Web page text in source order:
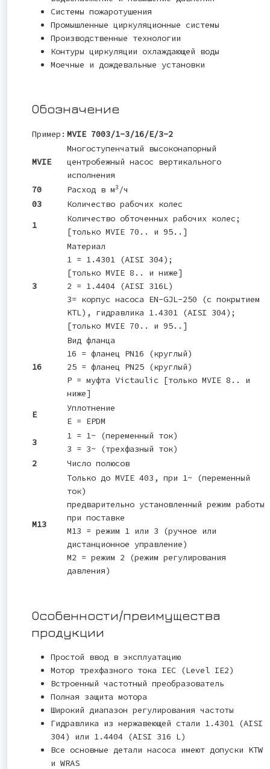
Системы пожаротушения
Промышленные циркуляционные системы
Производственные технологии
Контуры циркуляции охлаждающей воды
Моечные и дождевальные установки
Обозначение
Пример: MVIE 7003/1-3/16/E/3-2
MVIE
Многоступенчатый высоконапорный
центробежный насос вертикального
исполнения
70
Расход в м3 /ч
03
Количество рабочих колес
1
Количество обточенных рабочих колес;
[только MVIE 70.. и 95..]
3
Материал
1 = 1.4301 (AISI 304);
[только MVIE 8.. и ниже]
2 = 1.4404 (AISI 316L)
3= корпус насоса EN-GJL-250 (с покрытием
KTL), гидравлика 1.4301 (AISI 304);
[только MVIE 70.. и 95..]
16
Вид фланца
16 = фланец PN16 (круглый)
25 = фланец PN25 (круглый)
P = муфта Victaulic [только MVIE 8.. и
ниже]
E
Уплотнение
E = EPDM
3
1 = 1~ (переменный ток)
3 = 3~ (трехфазный ток)
2
Число полюсов
M13
Только до MVIE 403, при 1~ (переменный
ток)
предварительно установленный режим работы
при поставке
M13 = режим 1 или 3 (ручное или
дистанционное управление)
M2 = режим 2 (режим регулирования
давления)
Особенности/преимущества
продукции
Простой ввод в эксплуатацию
Мотор трехфазного тока IEC (Level IE2)
Встроенный частотный преобразователь
Полная защита мотора
Широкий диапазон регулирования частоты
Гидравлика из нержавеющей стали 1.4301 (AISI
304) или 1.4404 (AISI 316 L)
Все основные детали насоса имеют допуски KTW
и WRAS